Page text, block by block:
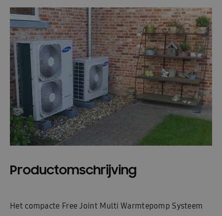
Productomschrijving
Het compacte Free Joint Multi Warmtepomp Systeem